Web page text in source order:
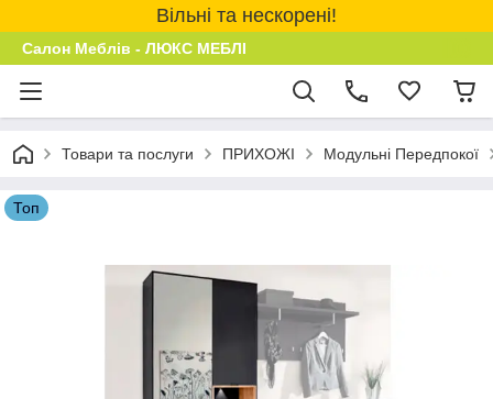
Вільні та нескорені!
Салон Меблів - ЛЮКС МЕБЛІ
Товари та послуги ПРИХОЖІ Модульні Передпокої
Топ